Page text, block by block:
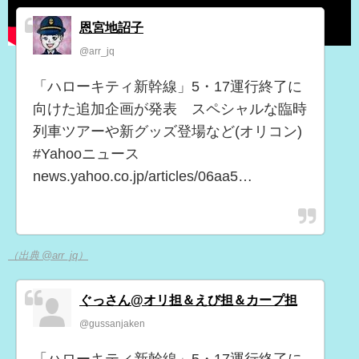
恩宮地詔子
@arr_jq
「ハローキティ新幹線」5・17運行終了に
向けた追加企画が発表 スペシャルな臨時
列車ツアーや新グッズ登場など(オリコン)
#Yahooニュース
news.yahoo.co.jp/articles/06aa5…
（出典 @arr_jq）
ぐっさん@オリ担＆えび担＆カープ担
@gussanjaken